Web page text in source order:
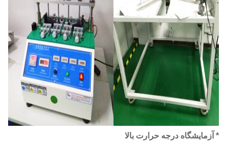
* آزمایشگاه درجه حرارت بالا